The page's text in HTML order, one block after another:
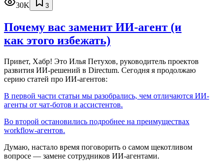
30K
3
Почему вас заменит ИИ‑агент (и
как этого избежать)
Привет, Хабр! Это Илья Петухов, руководитель проектов
развития ИИ-решений в Directum. Сегодня я продолжаю
серию статей про ИИ-агентов:
В первой части статьи мы разобрались, чем отличаются ИИ-
агенты от чат-ботов и ассистентов.
Во второй остановились подробнее на преимуществах
workflow-агентов.
Думаю, настало время поговорить о самом щекотливом
вопросе — замене сотрудников ИИ-агентами.